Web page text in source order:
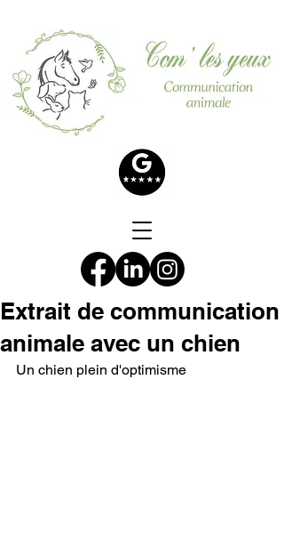
Extrait de communication
animale avec un chien
Un chien plein d'optimisme